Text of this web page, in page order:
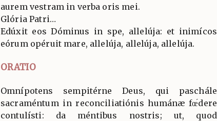
aurem vestram in verba oris mei.
Glória Patri…
Edúxit eos Dóminus in spe, allelúja: et inimícos
eórum opéruit mare, allelúja, allelúja, allelúja.
ORATIO
Omnípotens sempitérne Deus, qui paschále
sacraméntum in reconciliatiónis humánæ fœ́dere
contulísti: da méntibus nostris; ut, quod